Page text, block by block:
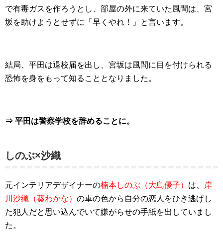
で有毒ガスを作ろうとし、部屋の外に来ていた風間は、宮
坂を助けようとせずに「早くやれ！」と言います。
結局、平田は退校届を出し、宮坂は風間に目を付けられる
恐怖を身をもって知ることとなりました。
⇒ 平田は警察学校を辞めることに。
しのぶ×沙織
元インテリアデザイナーの楠本しのぶ（大島優子） は、
岸
川沙織（葵わかな） の車の色から 自分の恋人をひき逃げし
た犯人だと思い込んでいて嫌がらせの手紙を出していまし
た。